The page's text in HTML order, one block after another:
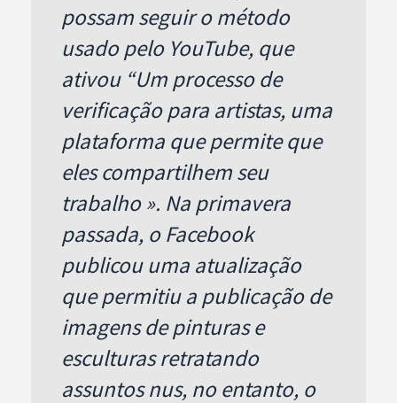
possam seguir o método
usado pelo YouTube, que
ativou “Um processo de
verificação para artistas, uma
plataforma que permite que
eles compartilhem seu
trabalho ». Na primavera
passada, o Facebook
publicou uma atualização
que permitiu a publicação de
imagens de pinturas e
esculturas retratando
assuntos nus, no entanto, o